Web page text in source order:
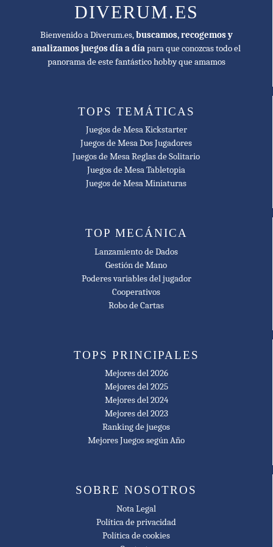
Gra Roku Best Thematic Game Nominee
🥇 2017
International Gamers Award - General Strategy: Multi-player
As d'Or - Jeu de l'Année Expert Nominee
Golden Geek Best Cooperative Game Winner
Golden Geek Best Strategy Board Game Winner
Golden Geek Best Thematic Board Game Winner
Golden Geek Most Innovative Board Game Winner
Origins Awards Best Board Game Winner
DIVERUM.ES
Bienvenido a Diverum.es, buscamos, recogemos y
analizamos juegos día a día para que conozcas todo el
panorama de este fantástico hobby que amamos
TOPS TEMÁTICAS
Juegos de Mesa Kickstarter
Juegos de Mesa Dos Jugadores
Juegos de Mesa Reglas de Solitario
Juegos de Mesa Tabletopia
Juegos de Mesa Miniaturas
TOP MECÁNICA
Lanzamiento de Dados
Gestión de Mano
Poderes variables del jugador
Cooperativos
Robo de Cartas
TOPS PRINCIPALES
Mejores del 2026
Mejores del 2025
Mejores del 2024
Mejores del 2023
Ranking de juegos
Mejores Juegos según Año
SOBRE NOSOTROS
Nota Legal
Política de privacidad
Política de cookies